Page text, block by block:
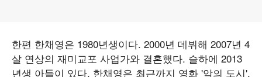
한편 한채영은 1980년생이다. 2000년 데뷔해 2007년 4
살 연상의 재미교포 사업가와 결혼했다. 슬하에 2013
년생 아들이 있다. 한채영은 최근까지 영화 '악의 도시',